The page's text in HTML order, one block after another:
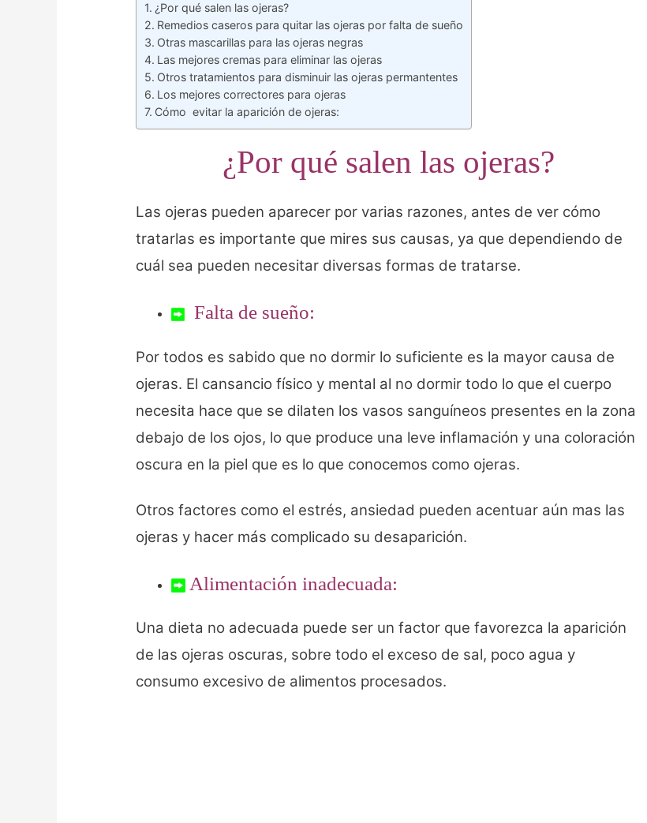
¿Por qué salen las ojeras?
Remedios caseros para quitar las ojeras por falta de sueño
Otras mascarillas para las ojeras negras
Las mejores cremas para eliminar las ojeras
Otros tratamientos para disminuir las ojeras permantentes
Los mejores correctores para ojeras
Cómo evitar la aparición de ojeras:
¿Por qué salen las ojeras?
Las ojeras pueden aparecer por varias razones, antes de ver cómo
tratarlas es importante que mires sus causas, ya que dependiendo de
cuál sea pueden necesitar diversas formas de tratarse.
Falta de sueño:
Por todos es sabido que no dormir lo suficiente es la mayor causa de
ojeras. El cansancio físico y mental al no dormir todo lo que el cuerpo
necesita hace que se dilaten los vasos sanguíneos presentes en la zona
debajo de los ojos, lo que produce una leve inflamación y una coloración
oscura en la piel que es lo que conocemos como ojeras.
Otros factores como el estrés, ansiedad pueden acentuar aún mas las
ojeras y hacer más complicado su desaparición.
Alimentación inadecuada:
Una dieta no adecuada puede ser un factor que favorezca la aparición
de las ojeras oscuras, sobre todo el exceso de sal, poco agua y
consumo excesivo de alimentos procesados.